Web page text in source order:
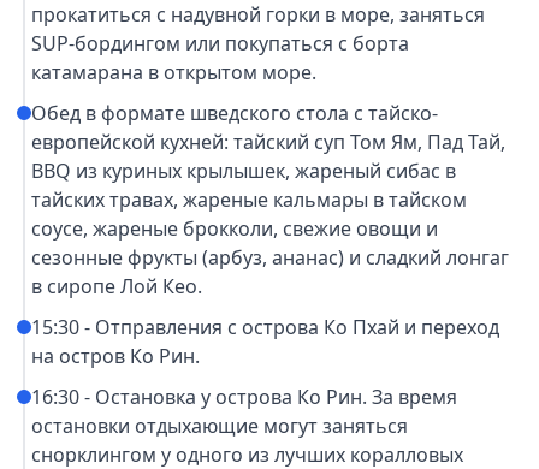
прокатиться с надувной горки в море, заняться
SUP-бордингом или покупаться с борта
катамарана в открытом море.
Обед в формате шведского стола с тайско-
европейской кухней: тайский суп Том Ям, Пад Тай,
BBQ из куриных крылышек, жареный сибас в
тайских травах, жареные кальмары в тайском
соусе, жареные брокколи, свежие овощи и
сезонные фрукты (арбуз, ананас) и сладкий лонгаг
в сиропе Лой Кео.
15:30 - Отправления с острова Ко Пхай и переход
на остров Ко Рин.
16:30 - Остановка у острова Ко Рин. За время
остановки отдыхающие могут заняться
снорклингом у одного из лучших коралловых